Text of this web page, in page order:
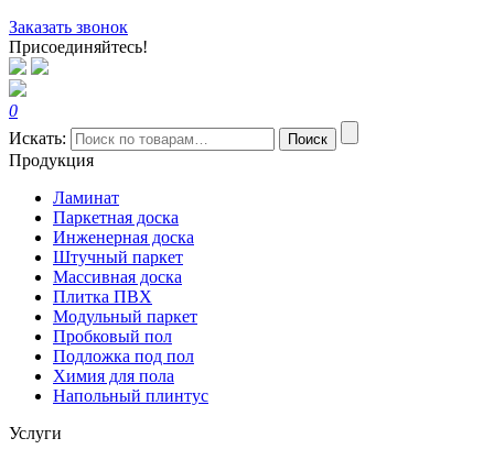
Заказать звонок
Присоединяйтесь!
0
Искать:
Поиск
Продукция
Ламинат
Паркетная доска
Инженерная доска
Штучный паркет
Массивная доска
Плитка ПВХ
Модульный паркет
Пробковый пол
Подложка под пол
Химия для пола
Напольный плинтус
Услуги